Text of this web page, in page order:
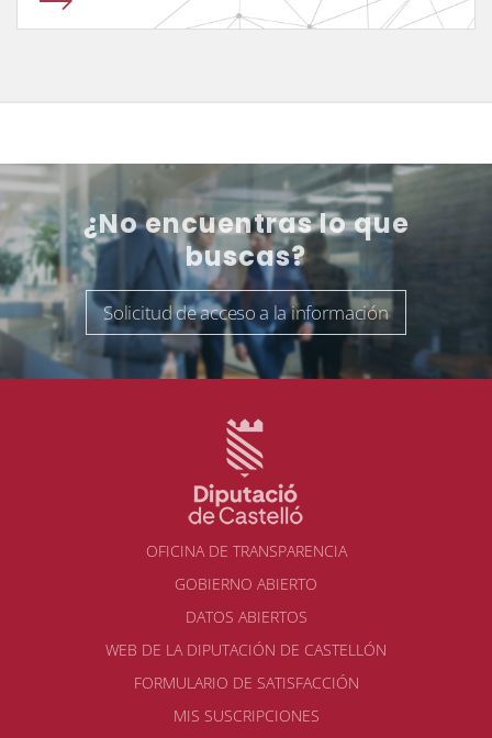
¿No encuentras lo que
buscas?
Solicitud de acceso a la información
OFICINA DE TRANSPARENCIA
GOBIERNO ABIERTO
DATOS ABIERTOS
WEB DE LA DIPUTACIÓN DE CASTELLÓN
FORMULARIO DE SATISFACCIÓN
MIS SUSCRIPCIONES